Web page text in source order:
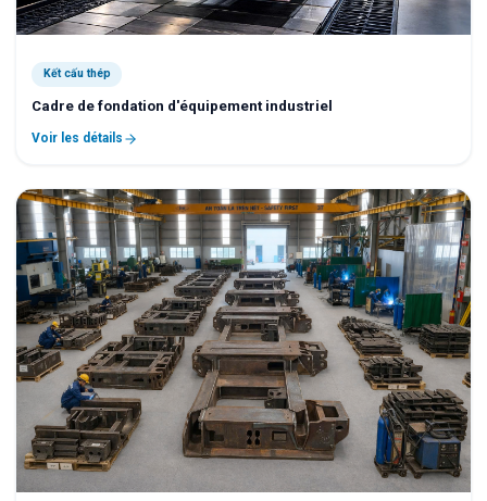
Kết cấu thép
Cadre de fondation d'équipement industriel
Voir les détails